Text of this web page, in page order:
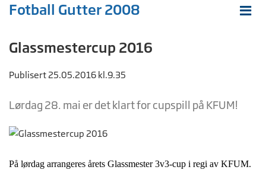
Fotball Gutter 2008
Glassmestercup 2016
Publisert 25.05.2016 kl.9.35
Lørdag 28. mai er det klart for cupspill på KFUM!
På lørdag arrangeres årets Glassmester 3v3-cup i regi av KFUM.